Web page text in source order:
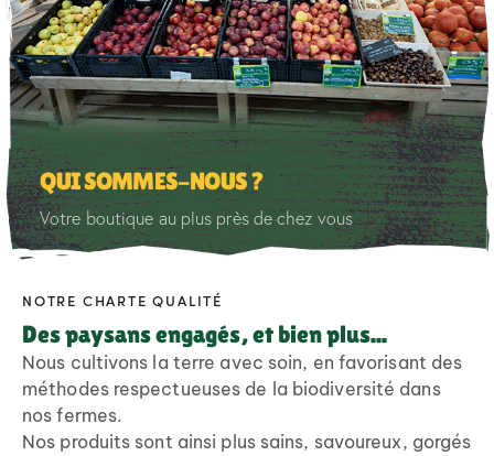
QUI SOMMES-NOUS ?
Votre boutique au plus près de chez vous
NOTRE CHARTE QUALITÉ
Des paysans engagés, et bien plus...
Nous cultivons la terre avec soin, en favorisant des
méthodes respectueuses de la biodiversité dans
nos fermes.
Nos produits sont ainsi plus sains, savoureux, gorgés